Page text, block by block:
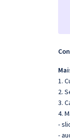
1.
2.
3.
4.
-
-